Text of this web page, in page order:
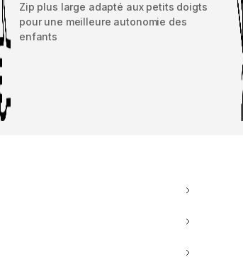
Zip plus large adapté aux petits doigts
pour une meilleure autonomie des
enfants